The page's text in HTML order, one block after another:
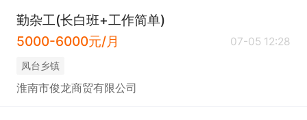
勤杂工(长白班+工作简单)
5000-6000元/月
07-05 12:28
凤台乡镇
淮南市俊龙商贸有限公司